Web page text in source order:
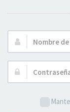
Nombre
de
Usuario:
Contraseña: